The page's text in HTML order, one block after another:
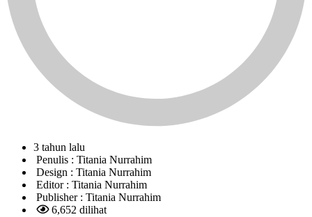
3 tahun lalu
Penulis : Titania Nurrahim
Design : Titania Nurrahim
Editor : Titania Nurrahim
Publisher : Titania Nurrahim
6,652 dilihat